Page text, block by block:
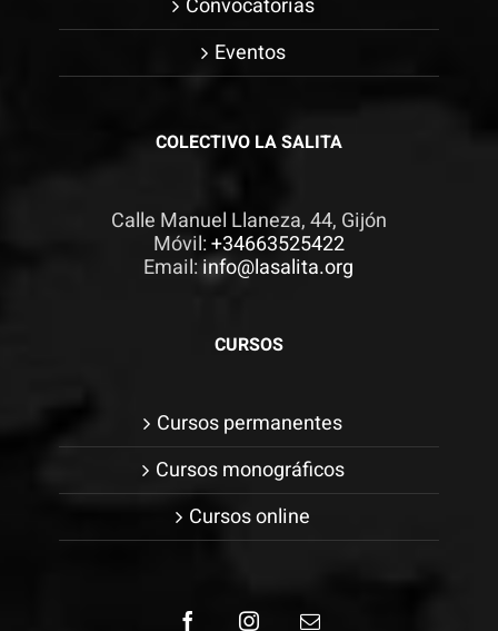
Convocatorias
Eventos
COLECTIVO LA SALITA
Calle Manuel Llaneza, 44, Gijón
Móvil:+34663525422
Email:info@lasalita.org
CURSOS
Cursos permanentes
Cursos monográficos
Cursos online